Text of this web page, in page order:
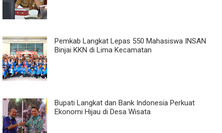
Pemkab Langkat Lepas 550 Mahasiswa INSAN
Binjai KKN di Lima Kecamatan
Bupati Langkat dan Bank Indonesia Perkuat
Ekonomi Hijau di Desa Wisata